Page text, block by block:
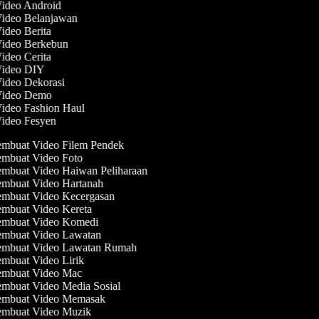
Android
Belanjawan
Berita
Berkebun
Cerita
DIY
Dekorasi
Demo
Fashion Haul
Fesyen
Video Filem Pendek
Video Foto
Video Haiwan Peliharaan
Video Hartanah
Video Kecergasan
Video Kereta
Video Komedi
Video Lawatan
Video Lawatan Rumah
Video Lirik
Video Mac
Video Media Sosial
Video Memasak
Video Muzik